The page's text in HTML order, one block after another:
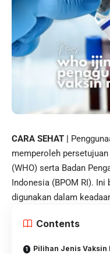
CARA SEHAT |
memperoleh
(WHO) serta Badan
Indonesia (BPOM RI).
digunakan dalam
Contents
Pilihan Jenis Vaksin